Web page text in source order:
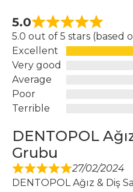
5.0
5.0 out of 5 stars (based
Excellent
Very good
Average
Poor
Terrible
DENTOPOL
Grubu
27/02/2024
DENTOPOL Ağız & Diş